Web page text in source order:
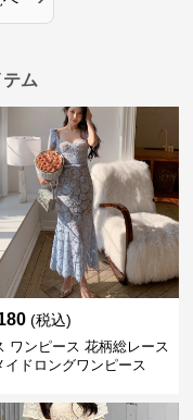
ム
(税込)
ワンピース 花柄総レース
イドロングワンピース